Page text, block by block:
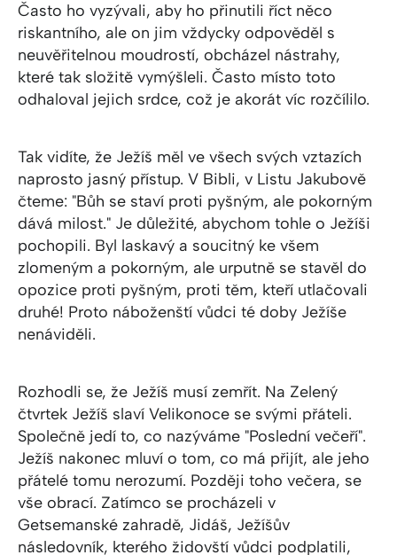
Často ho vyzývali, aby ho přinutili říct něco
riskantního, ale on jim vždycky odpověděl s
neuvěřitelnou moudrostí, obcházel nástrahy,
které tak složitě vymýšleli. Často místo toto
odhaloval jejich srdce, což je akorát víc rozčílilo.
Tak vidíte, že Ježíš měl ve všech svých vztazích
naprosto jasný přístup. V Bibli, v Listu Jakubově
čteme: "Bůh se staví proti pyšným, ale pokorným
dává milost." Je důležité, abychom tohle o Ježíši
pochopili. Byl laskavý a soucitný ke všem
zlomeným a pokorným, ale urputně se stavěl do
opozice proti pyšným, proti těm, kteří utlačovali
druhé! Proto náboženští vůdci té doby Ježíše
nenáviděli.
Rozhodli se, že Ježíš musí zemřít. Na Zelený
čtvrtek Ježíš slaví Velikonoce se svými přáteli.
Společně jedí to, co nazýváme "Poslední večeří".
Ježíš nakonec mluví o tom, co má přijít, ale jeho
přátelé tomu nerozumí. Později toho večera, se
vše obrací. Zatímco se procházeli v
Getsemanské zahradě, Jidáš, Ježíšův
následovník, kterého židovští vůdci podplatili,